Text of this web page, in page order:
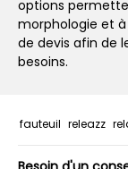
options
morphologie et
de devis afin de
besoins.
fauteuil releazz